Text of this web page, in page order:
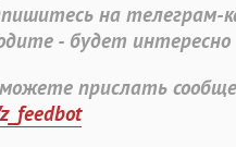
на телеграм-
- будет интересно
прислать